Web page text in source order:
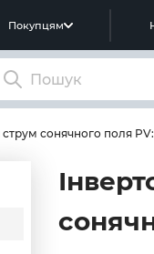
Покупцям
сонячного поля